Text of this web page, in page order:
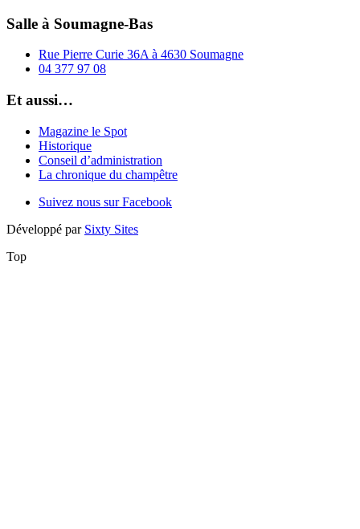
Salle à Soumagne-Bas
Rue Pierre Curie 36A à 4630 Soumagne
04 377 97 08
Et aussi…
Magazine le Spot
Historique
Conseil d’administration
La chronique du champêtre
Suivez nous sur Facebook
Développé par Sixty Sites
Top